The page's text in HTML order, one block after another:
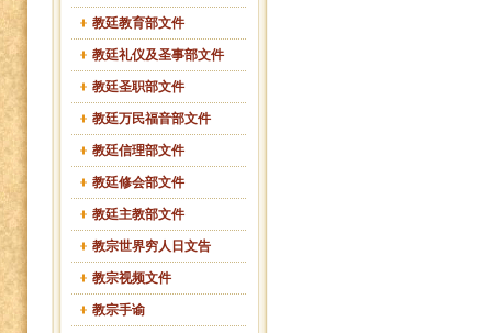
教廷教育部文件
教廷礼仪及圣事部文件
教廷圣职部文件
教廷万民福音部文件
教廷信理部文件
教廷修会部文件
教廷主教部文件
教宗世界穷人日文告
教宗视频文件
教宗手谕